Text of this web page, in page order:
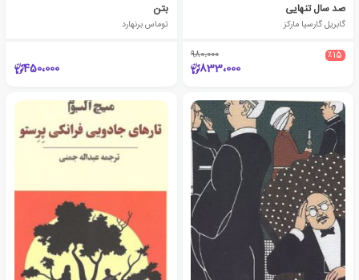
صد سال تنهایی
گابریل گارسیا مارکز
٪15 980،000
833،000
بتن
توماس برنهارد
450،000